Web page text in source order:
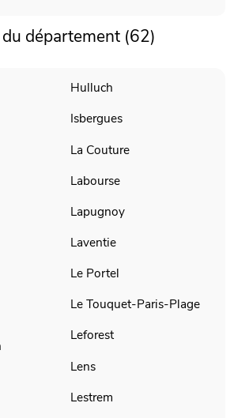
département (62)
Hulluch
Isbergues
La Couture
Labourse
Lapugnoy
Laventie
Le Portel
Le Touquet-Paris-Plage
Leforest
Lens
Lestrem